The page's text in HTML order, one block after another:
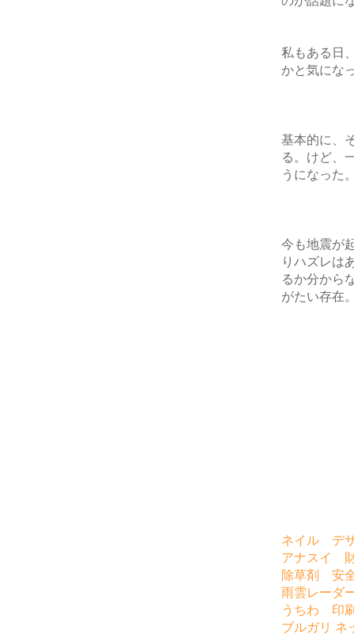
私もある日
かと気にな
基本的に、
る。けど、
うになった
今も地震が
りハズレは
るか分から
がたい存在
ネイル デ
アナスイ
除草剤 安
雨雲レーダ
うちわ 印
ブルガリ ネ